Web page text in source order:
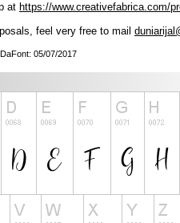
at https://www.creativefabrica.com/
feel very free to mail
05/07/2017